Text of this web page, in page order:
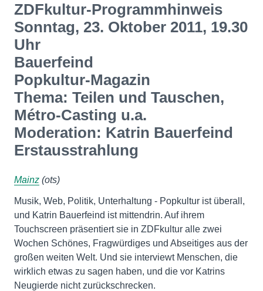
ZDFkultur-Programmhinweis
Sonntag, 23. Oktober 2011, 19.30
Uhr
Bauerfeind
Popkultur-Magazin
Thema: Teilen und Tauschen,
Métro-Casting u.a.
Moderation: Katrin Bauerfeind
Erstausstrahlung
Mainz (ots)
Musik, Web, Politik, Unterhaltung - Popkultur ist überall,
und Katrin Bauerfeind ist mittendrin. Auf ihrem
Touchscreen präsentiert sie in ZDFkultur alle zwei
Wochen Schönes, Fragwürdiges und Abseitiges aus der
großen weiten Welt. Und sie interviewt Menschen, die
wirklich etwas zu sagen haben, und die vor Katrins
Neugierde nicht zurückschrecken.